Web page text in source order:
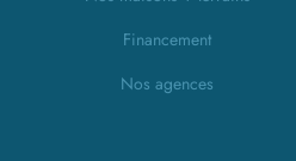
Financement
Nos agences